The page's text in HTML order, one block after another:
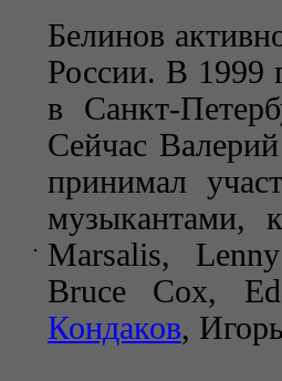
Белинов
России. В 1999
в Санкт-
Сейчас
принимал
музыкантами,
Marsalis,
Bruce Cox,
Кондаков,